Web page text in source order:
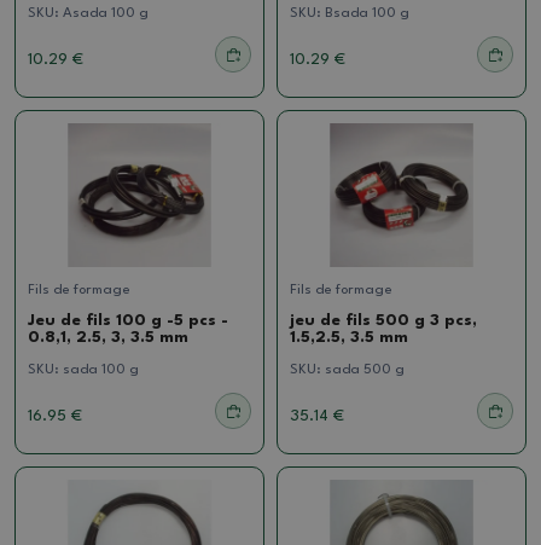
SKU: Asada 100 g
10.29 €
SKU: Bsada 100 g
10.29 €
Fils de formage
Jeu de fils 100 g -5 pcs -
0.8,1, 2.5, 3, 3.5 mm
SKU: sada 100 g
16.95 €
Fils de formage
jeu de fils 500 g 3 pcs,
1.5,2.5, 3.5 mm
SKU: sada 500 g
35.14 €